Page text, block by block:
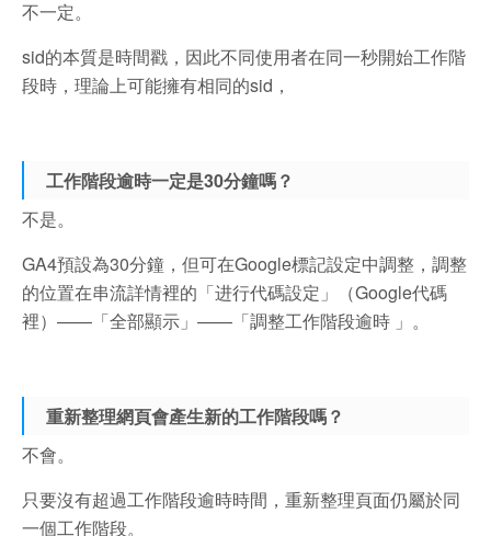
不一定。
sid的本質是時間戳，因此不同使用者在同一秒開始工作階
段時，理論上可能擁有相同的sid，
工作階段逾時一定是30分鐘嗎？
不是。
GA4預設為30分鐘，但可在Google標記設定中調整，調整
的位置在串流詳情裡的「进行代碼設定」（Google代碼
裡）——「全部顯示」——「調整工作階段逾時 」。
重新整理網頁會產生新的工作階段嗎？
不會。
只要沒有超過工作階段逾時時間，重新整理頁面仍屬於同
一個工作階段。